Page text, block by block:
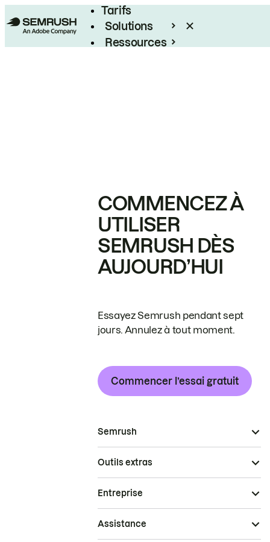
Tarifs
Solutions
Ressources
COMMENCEZ À
UTILISER
SEMRUSH DÈS
AUJOURD’HUI
Essayez Semrush pendant sept
jours. Annulez à tout moment.
Commencer l’essai gratuit
Semrush
Outils extras
Entreprise
Assistance